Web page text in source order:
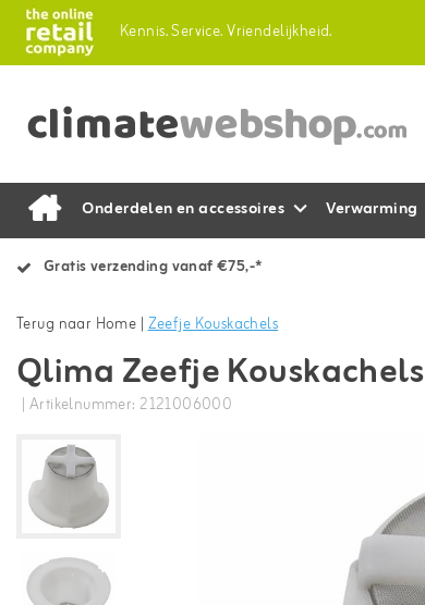
Kennis.Service.Vriendelijkheid.
Onderdelen en accessoires Verwarming
Gratis verzending vanaf €75,-*
Terug naar Home |Zeefje Kouskachels
Qlima Zeefje Kouskachels
| Artikelnummer: 2121006000